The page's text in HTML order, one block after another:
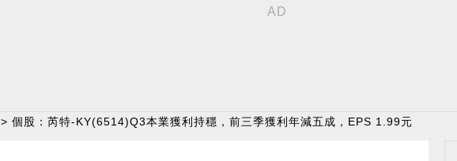
> 個股：芮特-KY(6514)Q3本業獲利持穩，前三季獲利年減五成，EPS 1.99元